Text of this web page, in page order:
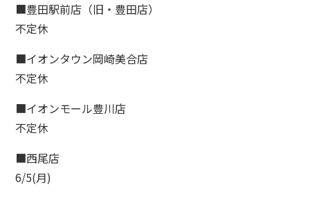
一覧
質問
の声
■豊田駅前店（旧・豊田店）
不定休
■イオンタウン岡崎美合店
不定休
■イオンモール豊川店
不定休
■西尾店
6/5(月)